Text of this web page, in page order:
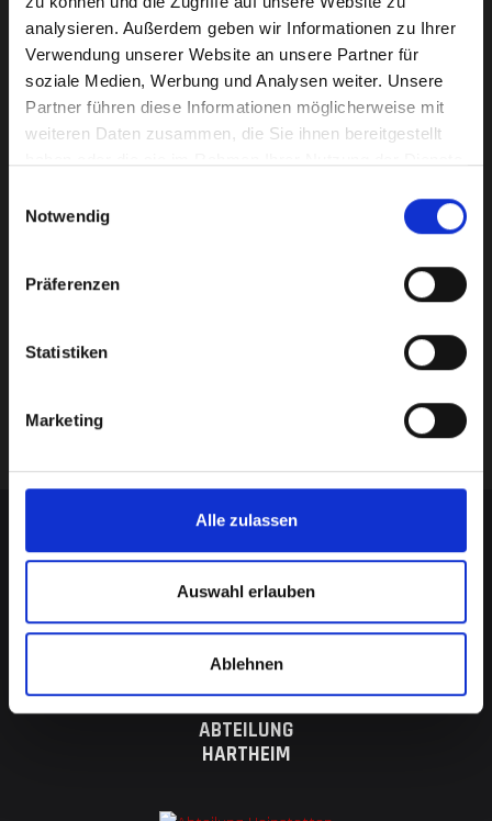
analysieren. Außerdem geben wir Informationen zu Ihrer
Verwendung unserer Website an unsere Partner für
soziale Medien, Werbung und Analysen weiter. Unsere
Partner führen diese Informationen möglicherweise mit
weiteren Daten zusammen, die Sie ihnen bereitgestellt
Notwendig
Präferenzen
Statistiken
Marketing
Alle zulassen
Auswahl erlauben
Ablehnen
Gegründet
21
ALLE ABTEILUNGEN IM
ÜBERBLICK
ABTEILUNG
HARTHEIM